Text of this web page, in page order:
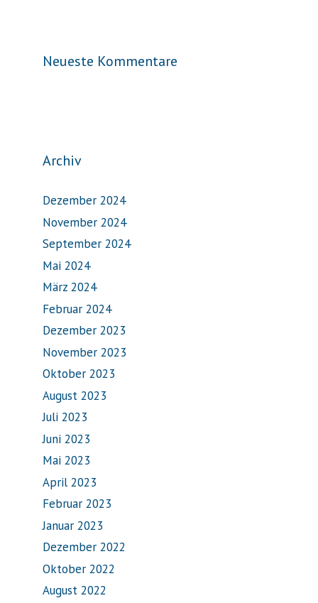
Neueste Kommentare
Archiv
Dezember 2024
November 2024
September 2024
Mai 2024
März 2024
Februar 2024
Dezember 2023
November 2023
Oktober 2023
August 2023
Juli 2023
Juni 2023
Mai 2023
April 2023
Februar 2023
Januar 2023
Dezember 2022
Oktober 2022
August 2022